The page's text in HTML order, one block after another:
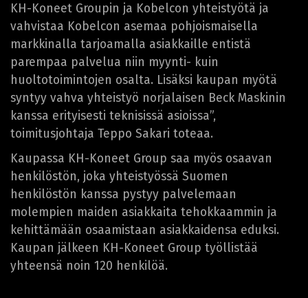
KH-Koneet Groupin ja Kobelcon yhteistyötä ja
vahvistaa Kobelcon asemaa pohjoismaisella
markkinalla tarjoamalla asiakkaille entistä
parempaa palvelua niin myynti- kuin
huoltotoimintojen osalta. Lisäksi kaupan myötä
syntyy vahva yhteistyö norjalaisen Beck Maskinin
kanssa erityisesti teknisissä asioissa”,
toimitusjohtaja Teppo Sakari toteaa.
Kaupassa KH-Koneet Group saa myös osaavan
henkilöstön, joka yhteistyössä Suomen
henkilöstön kanssa pystyy palvelemaan
molempien maiden asiakkaita tehokkaammin ja
kehittämään osaamistaan asiakkaidensa eduksi.
Kaupan jälkeen KH-Koneet Group työllistää
yhteensä noin 120 henkilöä.